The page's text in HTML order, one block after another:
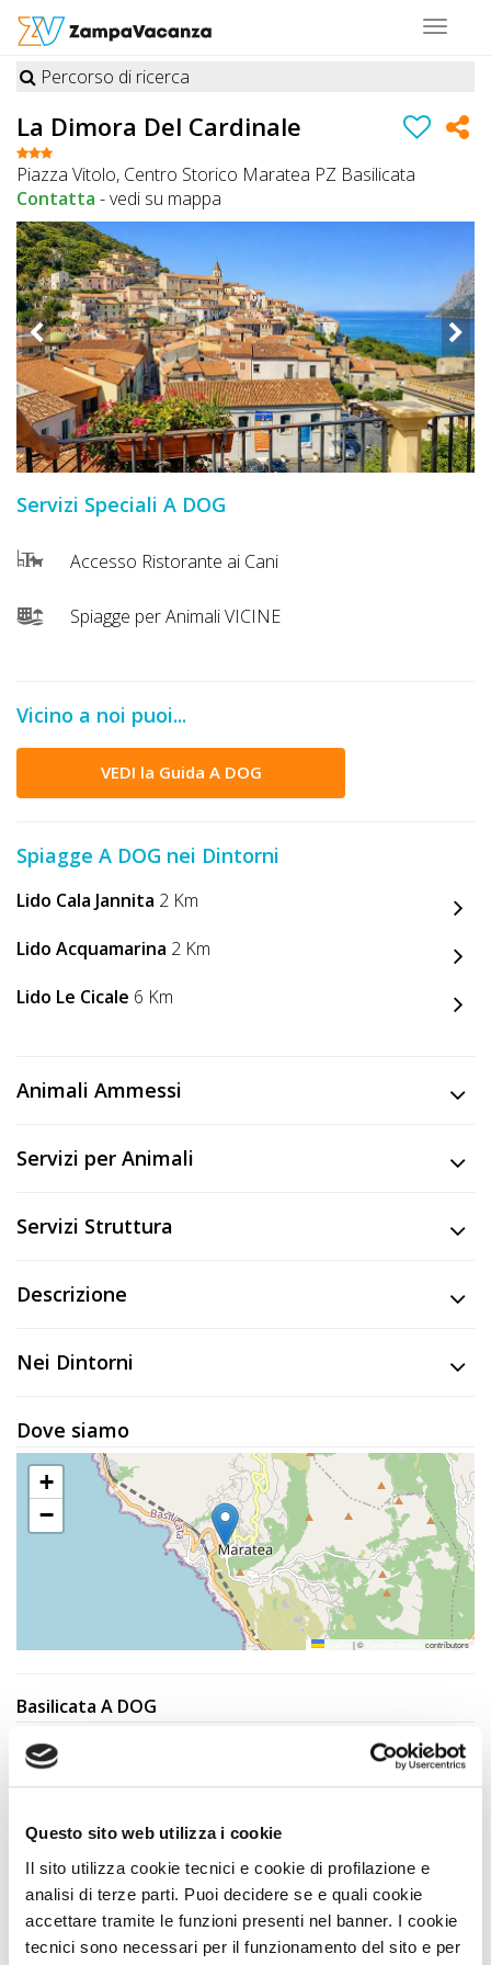
Questo sito web utilizza i cookie
Il sito utilizza cookie tecnici e cookie di profilazione e
analisi di terze parti. Puoi decidere se e quali cookie
accettare tramite le funzioni presenti nel banner. I cookie
tecnici sono necessari per il funzionamento del sito e per
Toggle
STRUTTURE
A
DOG
LUOGHI
A
DOG
OFFERTE
A
DOG
INFO
CHIEDI
CODICE
Video
Lavora
Attività
Percorso di ricerca
La Dimora Del Cardinale
Piazza Vitolo, Centro Storico Maratea PZ Basilicata
Contatta -vedi su mappa
Servizi Speciali A DOG
Accesso Ristorante ai Cani
Spiagge per Animali VICINE
Vicino a noi puoi...
VEDI la Guida A DOG
Spiagge A DOG nei Dintorni
Lido Cala Jannita 2 Km
Lido Acquamarina 2 Km
Lido Le Cicale 6 Km
Animali Ammessi
Servizi per Animali
Servizi Struttura
Descrizione
Nei Dintorni
Dove siamo
+
−
|© contributors
Basilicata A DOG